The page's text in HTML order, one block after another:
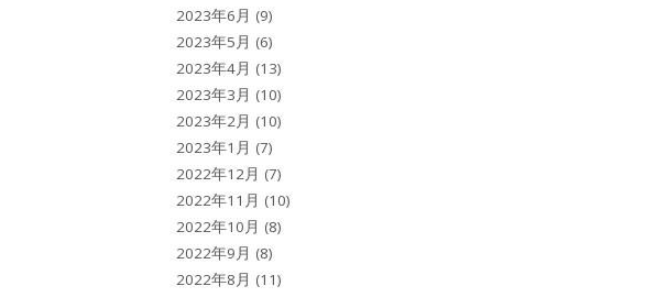
2023年6月 (9)
2023年5月 (6)
2023年4月 (13)
2023年3月 (10)
2023年2月 (10)
2023年1月 (7)
2022年12月 (7)
2022年11月 (10)
2022年10月 (8)
2022年9月 (8)
2022年8月 (11)